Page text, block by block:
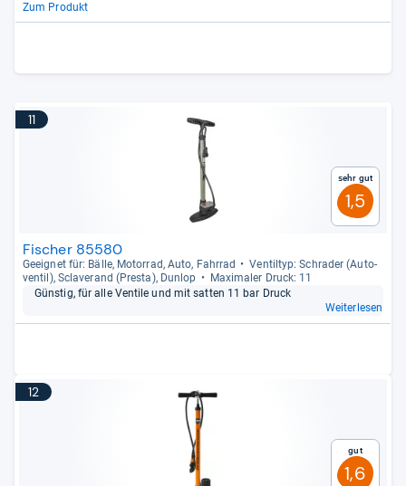
Zum Produkt
11
Sehr gut
1,5
Fischer ‎85580
Geeig­net für: Bälle, Motor­rad, Auto, Fahr­rad
Ven­til­typ: Schra­der (Auto­
ven­til), Scla­ve­rand (Presta), Dun­lop
Maxi­ma­ler Druck: 11
Güns­tig, für alle Ven­tile und mit sat­ten 11 bar Druck
Weiterlesen
12
Gut
1,6